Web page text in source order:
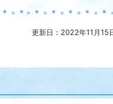
更新日：2022年11月15